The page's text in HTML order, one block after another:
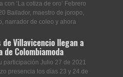
con ‘La cotiza de oro’ Febrero
Bailador, maestro de joropo,
narrador de coleo y ahora
de Villavicencio llegan a
de Colombiamoda
participación Julio 27 de 2021
presencia los días 23 y 24 de